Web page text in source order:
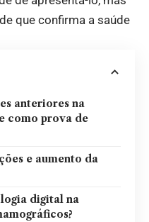
que confirma a saúde
anteriores na
como prova de
e aumento da
digital na